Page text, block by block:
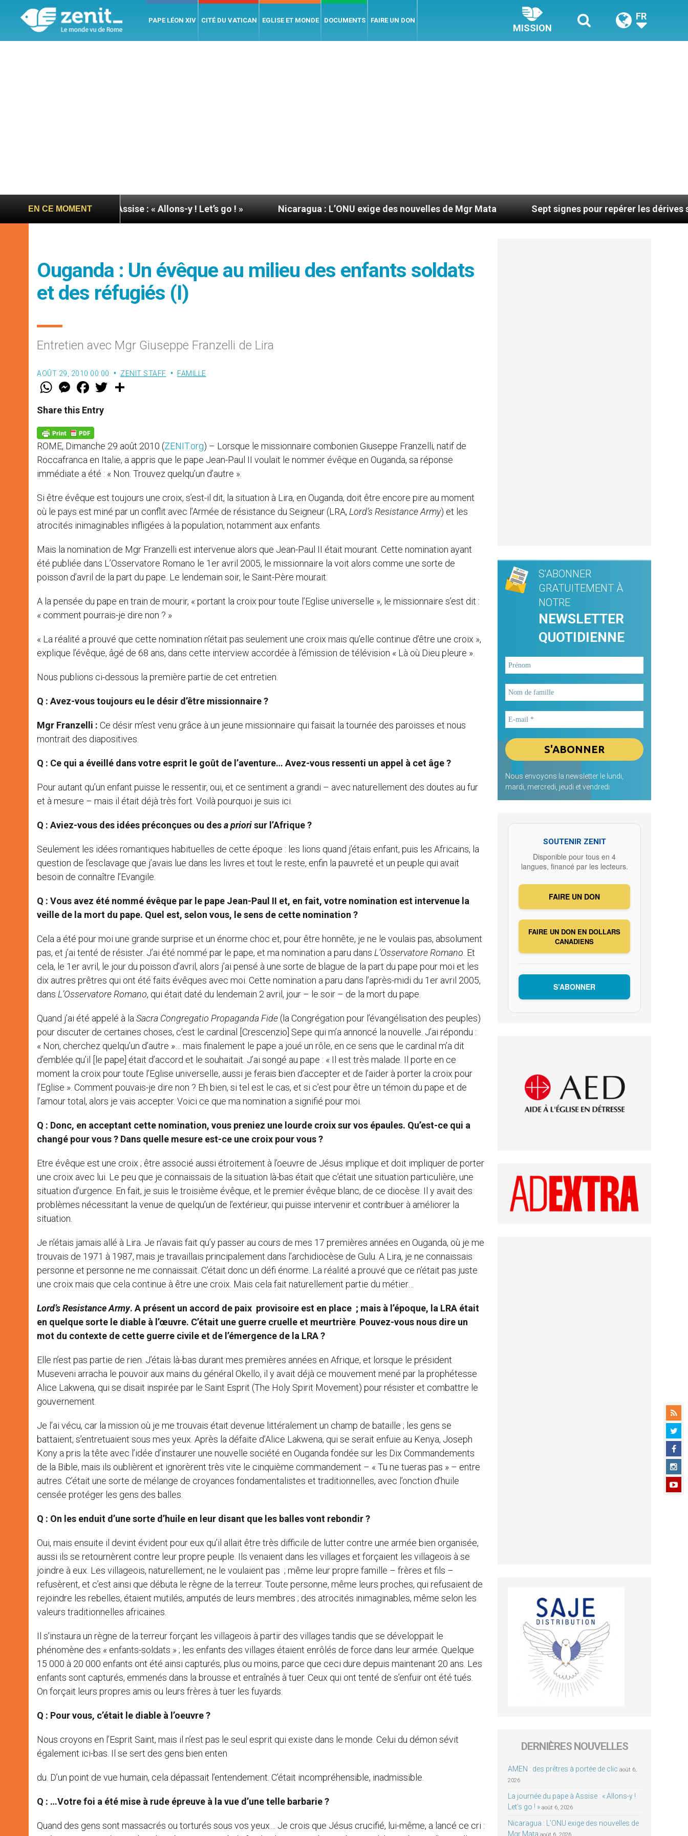
PAPE LÉON XIV CITÉ DU VATICAN EGLISE ET MONDE DOCUMENTS FAIRE UN DON
MISSION
FR
EN CE MOMENT
du pape à Assise : « Allons-y ! Let’s go ! » Nicaragua : L’ONU exige des nouvelles de Mgr Mata Sept signes pour repérer les dérives sectaires
Ouganda : Un évêque au milieu des enfants soldats
et des réfugiés (I)
Entretien avec Mgr Giuseppe Franzelli de Lira
AOÛT 29, 2010 00:00 ZENIT STAFF FAMILLE
W
t
s
p
p
M
e
s
e
g
e
r
F
a
e
b
k
w
Share this Entry
ROME, Dimanche 29 août 2010 (ZENIT.org) – Lorsque le missionnaire combonien Giuseppe Franzelli, natif de
Roccafranca en Italie, a appris que le pape Jean-Paul II voulait le nommer évêque en Ouganda, sa réponse
immédiate a été : « Non. Trouvez quelqu’un d’autre ».
Si être évêque est toujours une croix, s’est-il dit, la situation à Lira, en Ouganda, doit être encore pire au moment
où le pays est miné par un conflit avec l’Armée de résistance du Seigneur (LRA, Lord’s Resistance Army) et les
atrocités inimaginables infligées à la population, notamment aux enfants.
Mais la nomination de Mgr Franzelli est intervenue alors que Jean-Paul II était mourant. Cette nomination ayant
été publiée dans L’Osservatore Romano le 1er avril 2005, le missionnaire la voit alors comme une sorte de
poisson d’avril de la part du pape. Le lendemain soir, le Saint-Père mourait.
A la pensée du pape en train de mourir, « portant la croix pour toute l’Eglise universelle », le missionnaire s’est dit :
« comment pourrais-je dire non ? »
« La réalité a prouvé que cette nomination n’était pas seulement une croix mais qu’elle continue d’être une croix »,
explique l’évêque, âgé de 68 ans, dans cette interview accordée à l’émission de télévision « Là où Dieu pleure ».
Nous publions ci-dessous la première partie de cet entretien.
Q : Avez-vous toujours eu le désir d’être missionnaire ?
Mgr Franzelli : Ce désir m’est venu grâce à un jeune missionnaire qui faisait la tournée des paroisses et nous
montrait des diapositives.
Q : Ce qui a éveillé dans votre esprit le goût de l’aventure… Avez-vous ressenti un appel à cet âge ?
Pour autant qu’un enfant puisse le ressentir, oui, et ce sentiment a grandi – avec naturellement des doutes au fur
et à mesure – mais il était déjà très fort. Voilà pourquoi je suis ici.
Q : Aviez-vous des idées préconçues ou desa priorisur l’Afrique ?
Seulement les idées romantiques habituelles de cette époque : les lions quand j’étais enfant, puis les Africains, la
question de l’esclavage que j’avais lue dans les livres et tout le reste, enfin la pauvreté et un peuple qui avait
besoin de connaître l’Evangile.
Q : Vous avez été nommé évêque par le pape Jean-Paul II et, en fait, votre nomination est intervenue la
veille de la mort du pape. Quel est, selon vous, le sens de cette nomination ?
Cela a été pour moi une grande surprise et un énorme choc et, pour être honnête, je ne le voulais pas, absolument
pas, et j’ai tenté de résister. J’ai été nommé par le pape, et ma nomination a paru dans L’Osservatore Romano . Et
cela, le 1er avril, le jour du poisson d’avril, alors j’ai pensé à une sorte de blague de la part du pape pour moi et les
dix autres prêtres qui ont été faits évêques avec moi. Cette nomination a paru dans l’après-midi du 1er avril 2005,
dans L’Osservatore Romano, qui était daté du lendemain 2 avril, jour – le soir – de la mort du pape.
Quand j’ai été appelé à la Sacra Congregatio Propaganda Fide (la Congrégation pour l’évangélisation des peuples)
pour discuter de certaines choses, c’est le cardinal [Crescenzio] Sepe qui m’a annoncé la nouvelle. J’ai répondu :
« Non, cherchez quelqu’un d’autre »… mais finalement le pape a joué un rôle, en ce sens que le cardinal m’a dit
d’emblée qu’il [le pape] était d’accord et le souhaitait. J’ai songé au pape : « Il est très malade. Il porte en ce
moment la croix pour toute l’Eglise universelle, aussi je ferais bien d’accepter et de l’aider à porter la croix pour
l’Eglise ». Comment pouvais-je dire non ? Eh bien, si tel est le cas, et si c’est pour être un témoin du pape et de
l’amour total, alors je vais accepter. Voici ce que ma nomination a signifié pour moi.
Q : Donc, en acceptant cette nomination, vous preniez une lourde croix sur vos épaules. Qu’est-ce qui a
changé pour vous ? Dans quelle mesure est-ce une croix pour vous ?
Etre évêque est une croix ; être associé aussi étroitement à l’oeuvre de Jésus implique et doit impliquer de porter
une croix avec lui. Le peu que je connaissais de la situation là-bas était que c’était une situation particulière, une
situation d’urgence. En fait, je suis le troisième évêque, et le premier évêque blanc, de ce diocèse. Il y avait des
problèmes nécessitant la venue de quelqu’un de l’extérieur, qui puisse intervenir et contribuer à améliorer la
situation.
Je n’étais jamais allé à Lira. Je n’avais fait qu’y passer au cours de mes 17 premières années en Ouganda, où je me
trouvais de 1971 à 1987, mais je travaillais principalement dans l’archidiocèse de Gulu. A Lira, je ne connaissais
personne et personne ne me connaissait. C’était donc un défi énorme. La réalité a prouvé que ce n’était pas juste
une croix mais que cela continue à être une croix. Mais cela fait naturellement partie du métier…
Lord’s Resistance Army. A présent un accord de paix provisoire est en place ; mais à l’époque, la LRA était
en quelque sorte le diable à l’œuvre. C’était une guerre cruelle et meurtrière Pouvez-vous nous dire un
mot du contexte de cette guerre civile et de l’émergence de la LRA ?
Elle n’est pas partie de rien. J’étais là-bas durant mes premières années en Afrique, et lorsque le président
Museveni arracha le pouvoir aux mains du général Okello, il y avait déjà ce mouvement mené par la prophétesse
Alice Lakwena, qui se disait inspirée par le Saint Esprit (The Holy Spirit Movement) pour résister et combattre le
gouvernement.
Je l’ai vécu, car la mission où je me trouvais était devenue littéralement un champ de bataille ; les gens se
battaient, s’entretuaient sous mes yeux. Après la défaite d’Alice Lakwena, qui se serait enfuie au Kenya, Joseph
Kony a pris la tête avec l’idée d’instaurer une nouvelle société en Ouganda fondée sur les Dix Commandements
de la Bible, mais ils oublièrent et ignorèrent très vite le cinquième commandement – « Tu ne tueras pas » – entre
autres. C’était une sorte de mélange de croyances fondamentalistes et traditionnelles, avec l’onction d’huile
censée protéger les gens des balles.
Q : On les enduit d’une sorte d’huile en leur disant que les balles vont rebondir ?
Oui, mais ensuite il devint évident pour eux qu’il allait être très difficile de lutter contre une armée bien organisée,
aussi ils se retournèrent contre leur propre peuple. Ils venaient dans les villages et forçaient les villageois à se
joindre à eux. Les villageois, naturellement, ne le voulaient pas ; même leur propre famille – frères et fils –
refusèrent, et c’est ainsi que débuta le règne de la terreur. Toute personne, même leurs proches, qui refusaient de
rejoindre les rebelles, étaient mutilés, amputés de leurs membres ; des atrocités inimaginables, même selon les
valeurs traditionnelles africaines.
Il s’instaura un règne de la terreur forçant les villageois à partir des villages tandis que se développait le
phénomène des « enfants-soldats » ; les enfants des villages étaient enrôlés de force dans leur armée. Quelque
15 000 à 20 000 enfants ont été ainsi capturés, plus ou moins, parce que ceci dure depuis maintenant 20 ans. Les
enfants sont capturés, emmenés dans la brousse et entraînés à tuer. Ceux qui ont tenté de s’enfuir ont été tués.
On forçait leurs propres amis ou leurs frères à tuer les fuyards.
Q : Pour vous, c’était le diable à l’oeuvre ?
Nous croyons en l’Esprit Saint, mais il n’est pas le seul esprit qui existe dans le monde. Celui du démon sévit
également ici-bas. Il se sert des gens bien enten
du. D’un point de vue humain, cela dépassait l’entendement. C’était incompréhensible, inadmissible.
Q : …Votre foi a été mise à rude épreuve à la vue d’une telle barbarie ?
Quand des gens sont massacrés ou torturés sous vos yeux… Je crois que Jésus crucifié, lui-même, a lancé ce cri :
S'ABONNER
GRATUITEMENT À
NOTRE
NEWSLETTER
QUOTIDIENNE
Nous envoyons la newsletter le lundi,
mardi, mercredi, jeudi et vendredi
SOUTENIR ZENIT
Disponible pour tous en 4
langues, financé par les lecteurs.
FAIRE UN DON
FAIRE UN DON EN DOLLARS
CANADIENS
S’ABONNER
DERNIÈRES NOUVELLES
AMEN : des prêtres à portée de clic août 6,
2026
La journée du pape à Assise : « Allons-y !
Let’s go ! » août 6, 2026
Nicaragua : L’ONU exige des nouvelles de
Mgr Mata